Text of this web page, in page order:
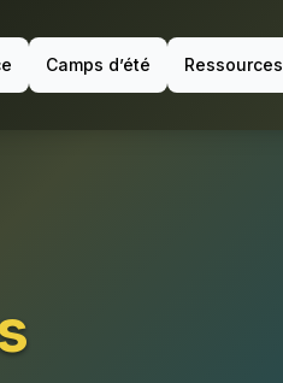
Camps d’été Ressources